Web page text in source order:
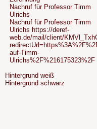
Nachruf für Professor Timm
Ulrichs
Nachruf für Professor Timm
Ulrichs https://deref-
web.de/mail/client/
auf-Timm-
Ulrichs%2F%216175323%2F
Hintergrund weiß
Hintergrund schwarz